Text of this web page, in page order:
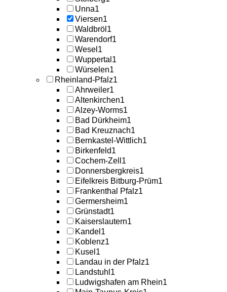
Unna1
Viersen1
Waldbröl 1
Warendorf1
Wesel 1
Wuppertal 1
Würselen1
Rheinland-Pfalz1
Ahrweiler1
Altenkirchen1
Alzey-Worms1
Bad Dürkheim1
Bad Kreuznach1
Bernkastel-Wittlich1
Birkenfeld1
Cochem-Zell 1
Donnersbergkreis1
Eifelkreis Bitburg-Prüm1
Frankenthal Pfalz1
Germersheim1
Grünstadt1
Kaiserslautern1
Kandel 1
Koblenz1
Kusel 1
Landau in der Pfalz1
Landstuhl 1
Ludwigshafen am Rhein1